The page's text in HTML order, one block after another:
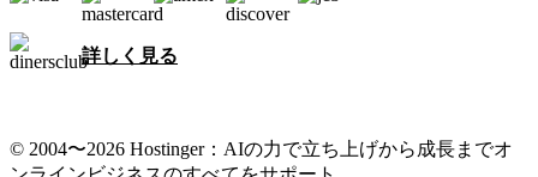
詳しく見る
© 2004〜2026 Hostinger：AIの力で立ち上げから成長までオ